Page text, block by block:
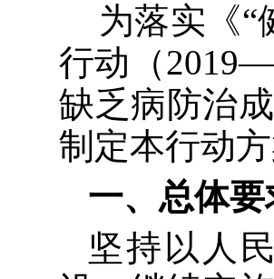
为落实《“
行动（2019—
缺乏病防治成
制定本行动方
一、总体要
坚持以人